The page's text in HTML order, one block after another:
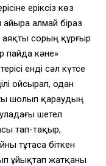
ерiксiз көз
алмай бiраз
сорың құрғыр
пайда кәне»
ендi сәл күтсе
ойсырап, одан
шолып қараудың
шетел
тап-тақыр,
тұтаса бiткен
ұйықтап жатқаны